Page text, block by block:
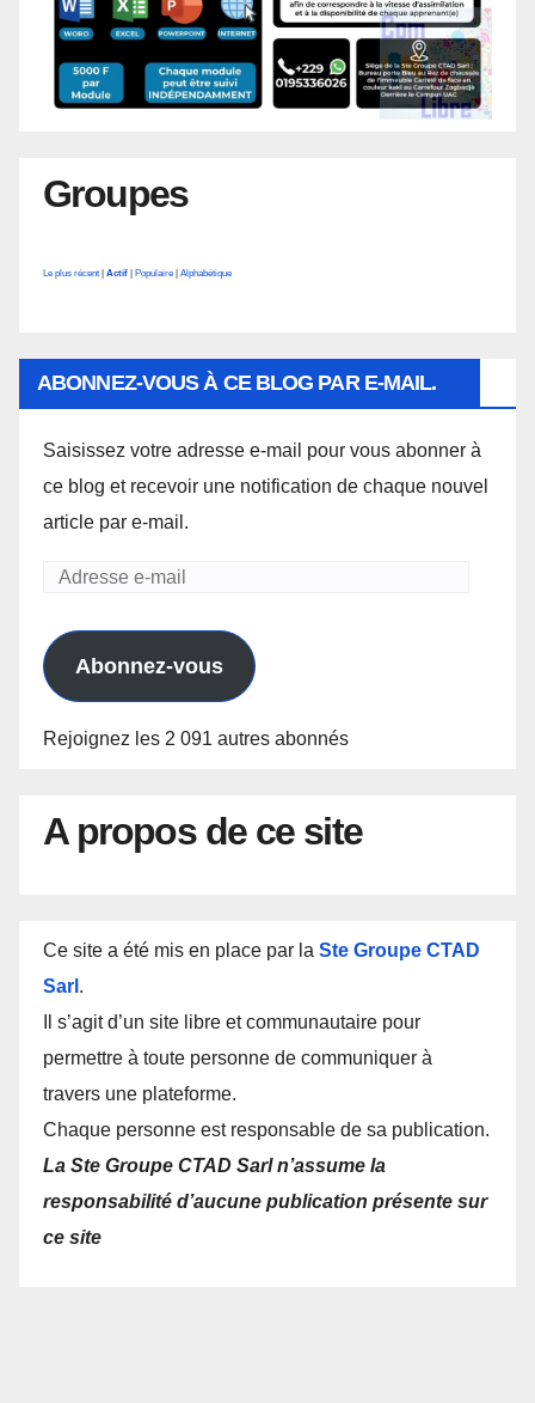
Groupes
Le plus récent Actif Populaire Alphabétique
ABONNEZ-VOUS À CE BLOG PAR E-MAIL.
Saisissez votre adresse e-mail pour vous abonner à
ce blog et recevoir une notification de chaque nouvel
article par e-mail.
Adresse
mail
Abonnez-vous
Rejoignez les 2 091 autres abonnés
A propos de ce site
Ce site a été mis en place par la Ste Groupe CTAD
Sarl .
Il s’agit d’un site libre et communautaire pour
permettre à toute personne de communiquer à
travers une plateforme.
Chaque personne est responsable de sa publication.
La Ste Groupe CTAD Sarl n’assume la
responsabilité d’aucune publication présente sur
ce site